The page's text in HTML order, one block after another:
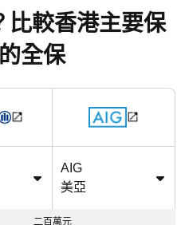
比較香港主要保
全保
AIG
美亞
二百萬元